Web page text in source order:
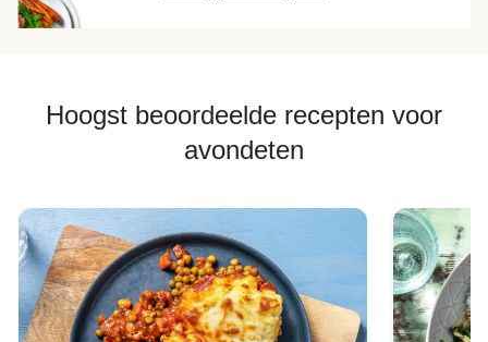
Hoogst beoordeelde recepten voor
avondeten